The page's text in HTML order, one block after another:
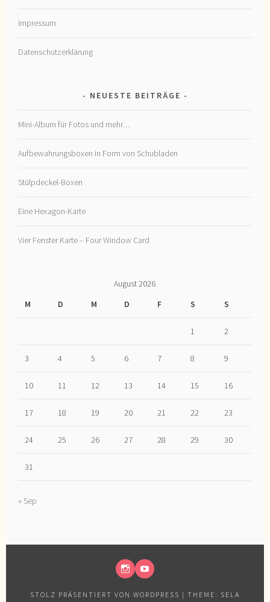
Impressum
Datenschutzerklärung
NEUESTE BEITRÄGE
Mini-Album für Fotos und mehr…
Aufbewahrungsboxen in Form von Schubladen
Stülpdeckel-Boxen
Eine Hexagon-Karte
Vier Fenster Karte – Four Window Card
August 2026
M
D M D F S S
1 2
3 4 5 6 7 8 9
10 11 12 13 14 15 16
17 18 19 20 21 22 23
24 25 26 27 28 29 30
31
« Sep
STOLZ PRÄSENTIERT VON WORDPRESS | THEME: SELA